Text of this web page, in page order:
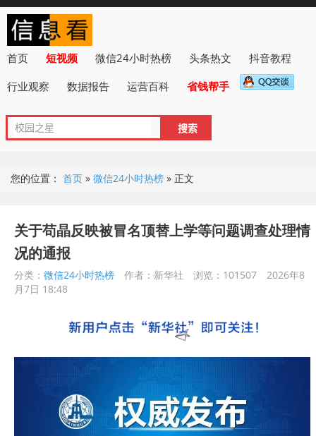
首页 短视频 微信24小时热榜 头条热文
抖音教程
行业观察
数据报告 运营百科 省钱帮手
您的位置： 首页 » 微信24小时热榜 » 正文
关于苟晶反映被冒名顶替上学等问题调查处理情
况的通报
分类： 微信24小时热榜 作者：新华社 浏览：101507
2026年8
月7日 18:48